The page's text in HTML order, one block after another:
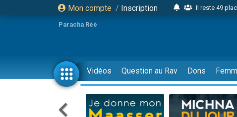
Mon compte / Inscription
Il reste 49
2 personnes
6 personnes
4 personnes
2 personnes
17 personnes
4 personnes
Paracha Réé
Vidéos Question au Rav Dons